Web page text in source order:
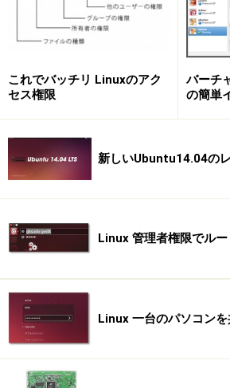
これでバッチリ Linuxのアク
セス権限
バーチ
の簡単
新しいUbuntu14.04の
Linux 管理者権限でル
Linux 一台のパソコン